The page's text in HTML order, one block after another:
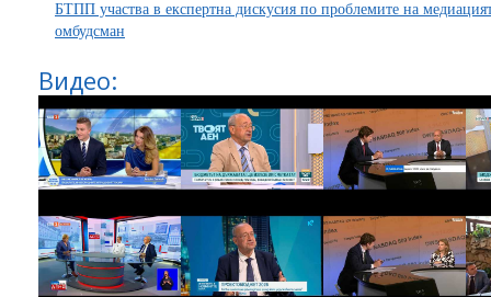
БТПП участва в експертна дискусия по проблемите на
омбудсман
Видео: